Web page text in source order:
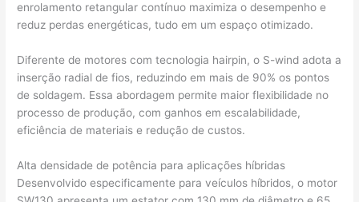
enrolamento retangular contínuo maximiza o desempenho e
reduz perdas energéticas, tudo em um espaço otimizado.
Diferente de motores com tecnologia hairpin, o S-wind adota a
inserção radial de fios, reduzindo em mais de 90% os pontos
de soldagem. Essa abordagem permite maior flexibilidade no
processo de produção, com ganhos em escalabilidade,
eficiência de materiais e redução de custos.
Alta densidade de potência para aplicações híbridas
Desenvolvido especificamente para veículos híbridos, o motor